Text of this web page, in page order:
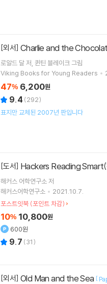
[외서] Charlie and the
로알드 달저 퀸틴 블레이크 그림
Viking Books for Young Readers
47% 6,200원
9.4 (292)
표지만 교체된 2007년 판입니다
[도서] Hackers Reading
해커스 어학연구소 저
해커스어학연구소
2021.10.7.
포스트잇북 (포인트 차감)
10% 10,800원
600원
9.7 (31)
[외서] Old Man and the Sea [